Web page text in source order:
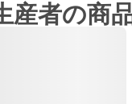
産者の商